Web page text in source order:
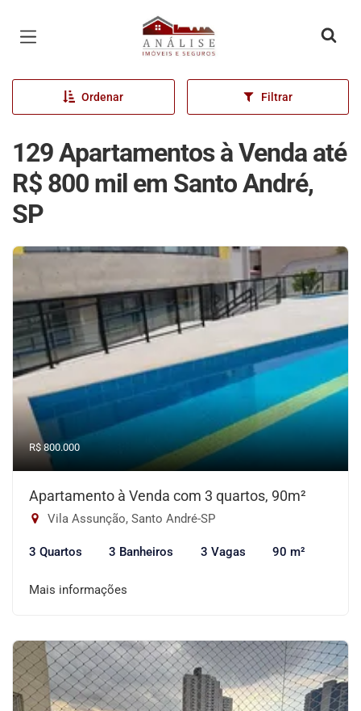
Página inicial
Ordenar Filtrar
129 Apartamentos à Venda até
R$ 800 mil em Santo André,
SP
R$ 800.000
Apartamento à Venda com 3 quartos, 90m²
Vila Assunção, Santo André-SP
3 Quartos 3 Banheiros 3 Vagas 90 m²
Mais informações